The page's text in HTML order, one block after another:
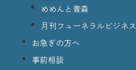
めめんと青森
月刊フューネラルビジネス
お急ぎの方へ
事前相談